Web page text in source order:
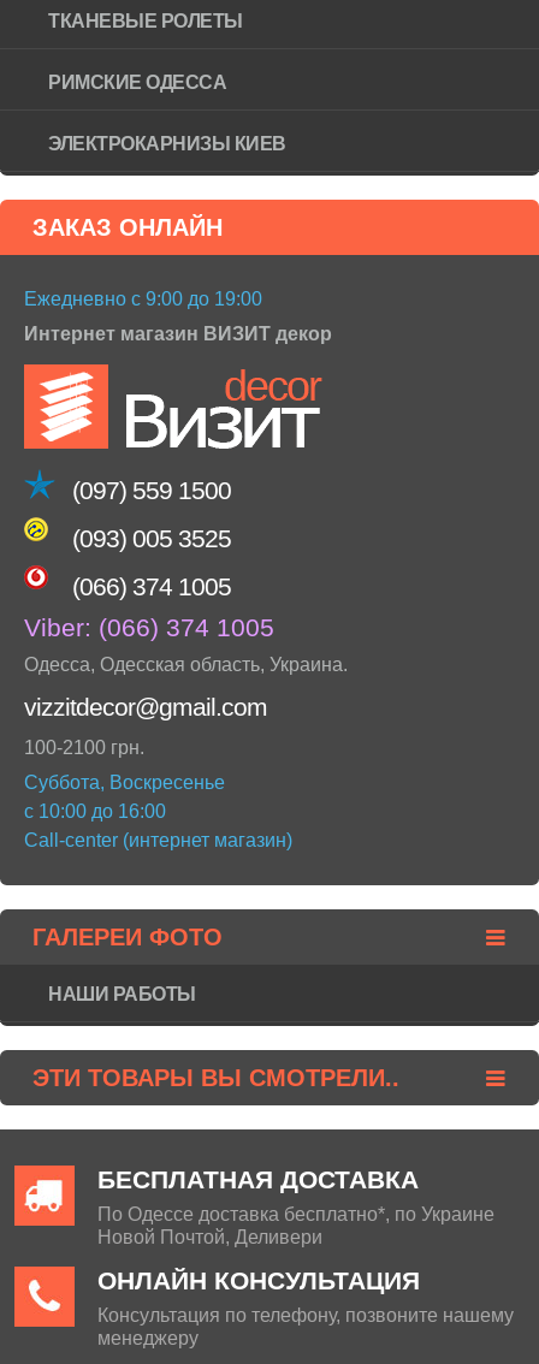
ТКАНЕВЫЕ РОЛЕТЫ
РИМСКИЕ ОДЕССА
ЭЛЕКТРОКАРНИЗЫ КИЕВ
ЗАКАЗ ОНЛАЙН
Ежедневно с 9:00 до 19:00
Интернет магазин ВИЗИТ декор
(097) 559 1500
(093) 005 3525
(066) 374 1005
Viber: (066) 374 1005
Одесса, Одесская область, Украина.
vizzitdecor@gmail.com
100-2100 грн.
Суббота, Воскресенье
с 10:00 до 16:00
Call-center (интернет магазин)
ГАЛЕРЕИ ФОТО
НАШИ РАБОТЫ
ЭТИ ТОВАРЫ ВЫ СМОТРЕЛИ..
БЕСПЛАТНАЯ ДОСТАВКА
По Одессе доставка бесплатно*, по Украине
Новой Почтой, Деливери
ОНЛАЙН КОНСУЛЬТАЦИЯ
Консультация по телефону, позвоните нашему
менеджеру